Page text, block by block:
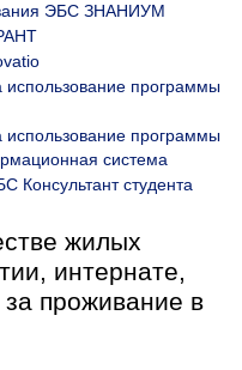
ЭБС ЗНАНИУМ
программы
программы
система
Консультант студента
жилых
интернате,
проживание в